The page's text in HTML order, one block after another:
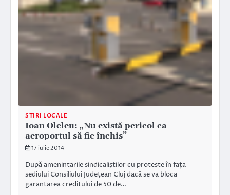
STIRI LOCALE
Ioan Oleleu: „Nu există pericol ca
aeroportul să fie închis”
17 iulie 2014
După amenintarile sindicaliştilor cu proteste în fața
sediului Consiliului Judeţean Cluj dacă se va bloca
garantarea creditului de 50 de…